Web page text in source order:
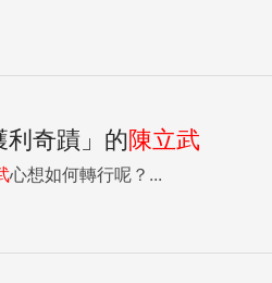
奇蹟」的陳立武
心想如何轉行呢？...